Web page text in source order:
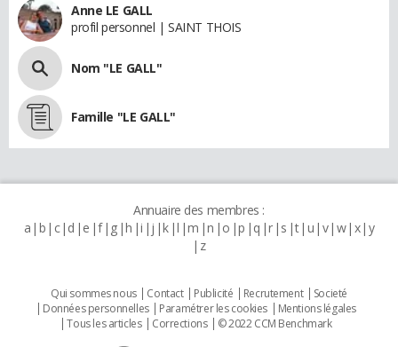
Anne LE GALL
profil personnel | SAINT THOIS
Nom "LE GALL"
Famille "LE GALL"
Annuaire des membres :
a b c d e f g h i j k l m n o p q r s t u v w x y
z
Qui sommes nous Contact Publicité Recrutement
Societé
Données personnelles
Paramétrer les cookies
Mentions légales
Tous les articles
Corrections © 2022 CCM Benchmark